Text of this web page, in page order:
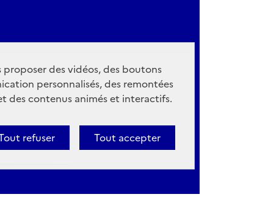
des vidéos, des boutons
personnalisés, des remontées
des contenus animés et interactifs.
Tout accepter
refuser